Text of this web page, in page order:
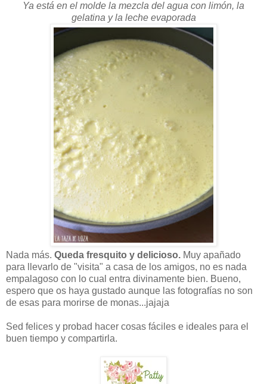
Ya está en el molde la mezcla del agua con limón, la
gelatina y la leche evaporada
Nada más. Queda fresquito y delicioso. Muy apañado
para llevarlo de "visita" a casa de los amigos, no es nada
empalagoso con lo cual entra divinamente bien. Bueno,
espero que os haya gustado aunque las fotografías no son
de esas para morirse de monas...jajaja
Sed felices y probad hacer cosas fáciles e ideales para el
buen tiempo y compartirla.